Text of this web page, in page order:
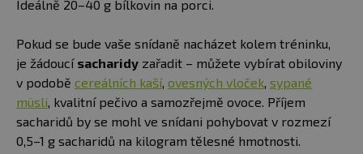
Ideálně 20–40 g bílkovin na porci.
Pokud se bude vaše snídaně nacházet kolem tréninku,
je žádoucí sacharidy zařadit – můžete vybírat obiloviny
v podobě cereálních kaší, ovesných vloček, sypané
müsli, kvalitní pečivo a samozřejmě ovoce. Příjem
sacharidů by se mohl ve snídani pohybovat v rozmezí
0,5–1 g sacharidů na kilogram tělesné hmotnosti.